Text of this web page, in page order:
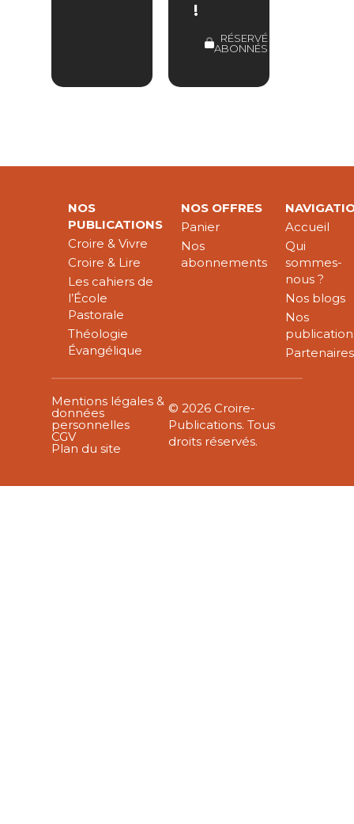
!
RÉSERVÉ
ABONNÉS
NOS
PUBLICATIONS
Croire & Vivre
Croire & Lire
Les cahiers de
l’École
Pastorale
Théologie
Évangélique
NOS OFFRES
Panier
Nos
abonnements
Accueil
Qui
sommes-
nous ?
Nos blogs
Nos
Partenaires
Mentions légales &
données
personnelles
CGV
Plan du site
© 2026 Croire-
Publications. Tous
droits réservés.